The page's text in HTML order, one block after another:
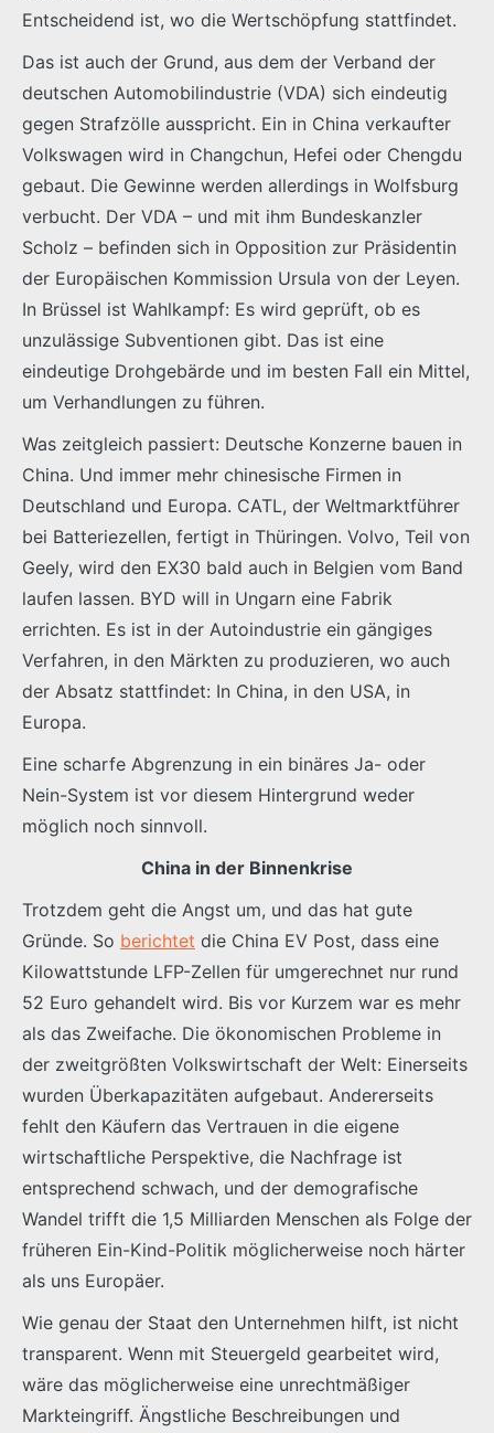
Entscheidend ist, wo die Wertschöpfung stattfindet.
Das ist auch der Grund, aus dem der Verband der
deutschen Automobilindustrie (VDA) sich eindeutig
gegen Strafzölle ausspricht. Ein in China verkaufter
Volkswagen wird in Changchun, Hefei oder Chengdu
gebaut. Die Gewinne werden allerdings in Wolfsburg
verbucht. Der VDA – und mit ihm Bundeskanzler
Scholz – befinden sich in Opposition zur Präsidentin
der Europäischen Kommission Ursula von der Leyen.
In Brüssel ist Wahlkampf: Es wird geprüft, ob es
unzulässige Subventionen gibt. Das ist eine
eindeutige Drohgebärde und im besten Fall ein Mittel,
um Verhandlungen zu führen.
Was zeitgleich passiert: Deutsche Konzerne bauen in
China. Und immer mehr chinesische Firmen in
Deutschland und Europa. CATL, der Weltmarktführer
bei Batteriezellen, fertigt in Thüringen. Volvo, Teil von
Geely, wird den EX30 bald auch in Belgien vom Band
laufen lassen. BYD will in Ungarn eine Fabrik
errichten. Es ist in der Autoindustrie ein gängiges
Verfahren, in den Märkten zu produzieren, wo auch
der Absatz stattfindet: In China, in den USA, in
Europa.
Eine scharfe Abgrenzung in ein binäres Ja- oder
Nein-System ist vor diesem Hintergrund weder
möglich noch sinnvoll.
China in der Binnenkrise
Trotzdem geht die Angst um, und das hat gute
Gründe. So berichtet die China EV Post, dass eine
Kilowattstunde LFP-Zellen für umgerechnet nur rund
52 Euro gehandelt wird. Bis vor Kurzem war es mehr
als das Zweifache. Die ökonomischen Probleme in
der zweitgrößten Volkswirtschaft der Welt: Einerseits
wurden Überkapazitäten aufgebaut. Andererseits
fehlt den Käufern das Vertrauen in die eigene
wirtschaftliche Perspektive, die Nachfrage ist
entsprechend schwach, und der demografische
Wandel trifft die 1,5 Milliarden Menschen als Folge der
früheren Ein-Kind-Politik möglicherweise noch härter
als uns Europäer.
Wie genau der Staat den Unternehmen hilft, ist nicht
transparent. Wenn mit Steuergeld gearbeitet wird,
wäre das möglicherweise eine unrechtmäßiger
Markteingriff. Ängstliche Beschreibungen und